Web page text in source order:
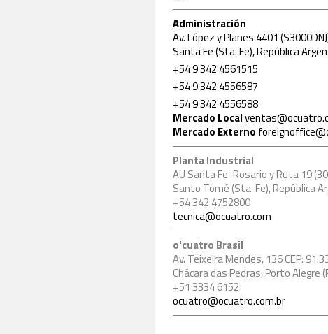
Administración
Av. López y Planes 4401
Santa Fe (Sta. Fe), República
+54 9 342 4561515
+54 9 342 4556587
+54 9 342 4556588
Mercado Local
Mercado Externo
Planta Industrial
AU Santa Fe-Rosario y Ruta 19
Santo Tomé (Sta. Fe), República
+54 342 4752800
tecnica@ocuatro.com
o'cuatro Brasil
Av. Teixeira Mendes, 136 CEP:
Chácara das Pedras, Porto Alegre
+51 3334 6152
ocuatro@ocuatro.com.br